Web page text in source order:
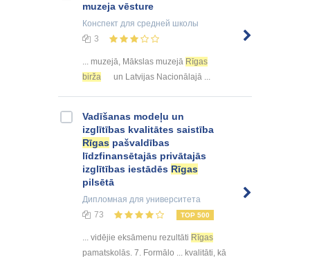
muzeja vēsture
Конспект для средней школы
3
... muzejā, Mākslas muzejā Rīgas
birža
un Latvijas Nacionālajā ...
Vadīšanas modeļu un
izglītības kvalitātes saistība
Rīgas pašvaldības
līdzfinansētajās privātajās
izglītības iestādēs Rīgas
pilsētā
Дипломная для университета
73
TOP 500
... vidējie eksāmenu rezultāti Rīgas
pamatskolās. 7. Formālo ... kvalitāti, kā